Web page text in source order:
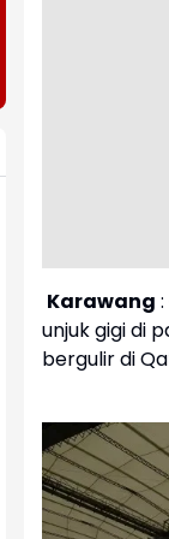
Karawang
unjuk gigi di
bergulir di